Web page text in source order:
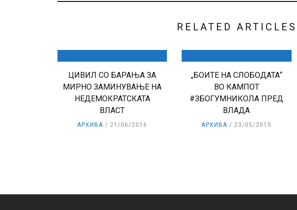
RELATED ARTICLES
ЦИВИЛ СО БАРАЊА ЗА
МИРНО ЗАМИНУВАЊЕ НА
НЕДЕМОКРАТСКАТА
ВЛАСТ
АРХИВА 21/06/2016
„БОИТЕ НА СЛОБОДАТА“
ВО КАМПОТ
#ЗБОГУМНИКОЛА ПРЕД
ВЛАДА
АРХИВА 23/05/2015